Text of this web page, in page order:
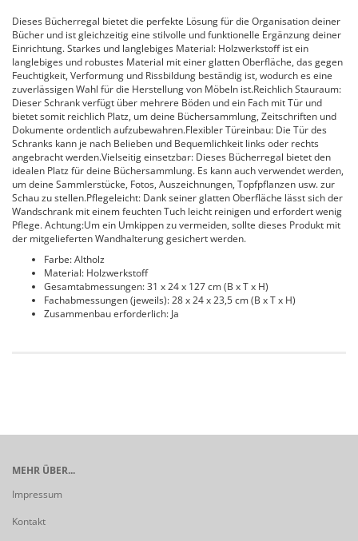
Dieses Bücherregal bietet die perfekte Lösung für die Organisation deiner
Bücher und ist gleichzeitig eine stilvolle und funktionelle Ergänzung deiner
Einrichtung. Starkes und langlebiges Material: Holzwerkstoff ist ein
langlebiges und robustes Material mit einer glatten Oberfläche, das gegen
Feuchtigkeit, Verformung und Rissbildung beständig ist, wodurch es eine
zuverlässigen Wahl für die Herstellung von Möbeln ist.Reichlich Stauraum:
Dieser Schrank verfügt über mehrere Böden und ein Fach mit Tür und
bietet somit reichlich Platz, um deine Büchersammlung, Zeitschriften und
Dokumente ordentlich aufzubewahren.Flexibler Türeinbau: Die Tür des
Schranks kann je nach Belieben und Bequemlichkeit links oder rechts
angebracht werden.Vielseitig einsetzbar: Dieses Bücherregal bietet den
idealen Platz für deine Büchersammlung. Es kann auch verwendet werden,
um deine Sammlerstücke, Fotos, Auszeichnungen, Topfpflanzen usw. zur
Schau zu stellen.Pflegeleicht: Dank seiner glatten Oberfläche lässt sich der
Wandschrank mit einem feuchten Tuch leicht reinigen und erfordert wenig
Pflege. Achtung:Um ein Umkippen zu vermeiden, sollte dieses Produkt mit
der mitgelieferten Wandhalterung gesichert werden.
Farbe: Altholz
Material: Holzwerkstoff
Gesamtabmessungen: 31 x 24 x 127 cm (B x T x H)
Fachabmessungen (jeweils): 28 x 24 x 23,5 cm (B x T x H)
Zusammenbau erforderlich: Ja
MEHR ÜBER...
Impressum
Kontakt